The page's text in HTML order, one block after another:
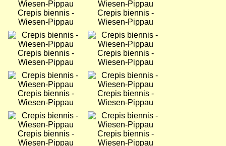
Crepis biennis -
Wiesen-Pippau
Crepis biennis -
Wiesen-Pippau
Bild
Crepis biennis -
Wiesen-Pippau
Bild
Crepis biennis -
Wiesen-Pippau
Bild
Crepis biennis -
Wiesen-Pippau
Bild
Crepis biennis -
Wiesen-Pippau
Bild
Crepis biennis -
Wiesen-Pippau
Bild
Crepis biennis -
Wiesen-Pippau